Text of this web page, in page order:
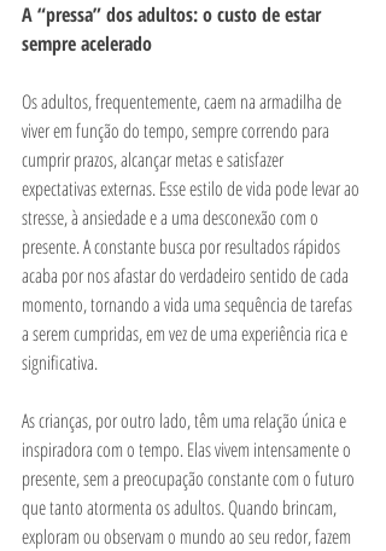
A “pressa” dos adultos: o custo de estar
sempre acelerado
Os adultos, frequentemente, caem na armadilha de
viver em função do tempo, sempre correndo para
cumprir prazos, alcançar metas e satisfazer
expectativas externas. Esse estilo de vida pode levar ao
stresse, à ansiedade e a uma desconexão com o
presente. A constante busca por resultados rápidos
acaba por nos afastar do verdadeiro sentido de cada
momento, tornando a vida uma sequência de tarefas
a serem cumpridas, em vez de uma experiência rica e
significativa.
As crianças, por outro lado, têm uma relação única e
inspiradora com o tempo. Elas vivem intensamente o
presente, sem a preocupação constante com o futuro
que tanto atormenta os adultos. Quando brincam,
exploram ou observam o mundo ao seu redor, fazem